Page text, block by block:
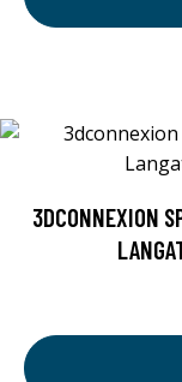
3DCONNEXION